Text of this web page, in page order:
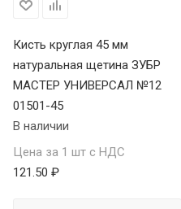
Кисть круглая 45 мм
натуральная щетина ЗУБР
МАСТЕР УНИВЕРСАЛ №12
01501-45
В наличии
Цена за 1 шт с НДС
121.50 ₽